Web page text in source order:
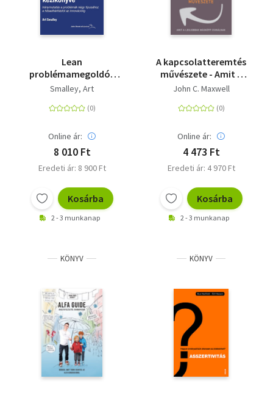
Lean
problémamegoldók
kézikönyve -
problémák négy
hibaelhárítástól az
innovációig
Smalley, Art
Online ár:
8 010 Ft
Eredeti ár: 8 900 Ft
Kosárba
2 - 3 munkanap
A kapcsolatteremtés
művészete - Amit a
legjobbak másképp
John C. Maxwell
Online ár:
4 473 Ft
Eredeti ár: 4 970 Ft
Kosárba
2 - 3 munkanap
KÖNYV KÖNYV